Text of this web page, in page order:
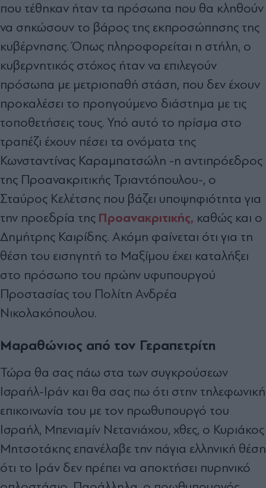
που τέθηκαν ήταν τα πρόσωπα που θα κληθούν
να σηκώσουν το βάρος της εκπροσώπησης της
κυβέρνησης. Όπως πληροφορείται η στήλη, ο
κυβερνητικός στόχος ήταν να επιλεγούν
πρόσωπα με μετριοπαθή στάση, που δεν έχουν
προκαλέσει το προηγούμενο διάστημα με τις
τοποθετήσεις τους. Υπό αυτό το πρίσμα στο
τραπέζι έχουν πέσει τα ονόματα της
Κωνσταντίνας Καραμπατσώλη -η αντιπρόεδρος
της Προανακριτικής Τριαντόπουλου-, ο
Σταύρος Κελέτσης που βάζει υποψηφιότητα για
την προεδρία της Προανακριτικής, καθώς και ο
Δημήτρης Καιρίδης. Ακόμη φαίνεται ότι για τη
θέση του εισηγητή το Μαξίμου έχει καταλήξει
στο πρόσωπο του πρώην υφυπουργού
Προστασίας του Πολίτη Ανδρέα
Νικολακόπουλου.
Μαραθώνιος από τον Γεραπετρίτη
Τώρα θα σας πάω στα των συγκρούσεων
Ισραήλ-Ιράν και θα σας πω ότι στην τηλεφωνική
επικοινωνία του με τον πρωθυπουργό του
Ισραήλ, Μπενιαμίν Νετανιάχου, χθες, ο Κυριάκος
Μητσοτάκης επανέλαβε την πάγια ελληνική θέση
ότι το Ιράν δεν πρέπει να αποκτήσει πυρηνικό